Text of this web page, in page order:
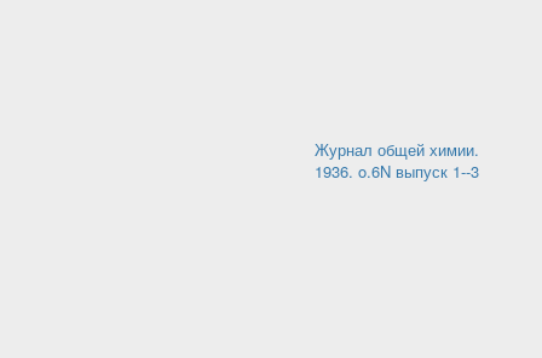
Журнал общей химии.
1936. o.6N выпуск 1--3